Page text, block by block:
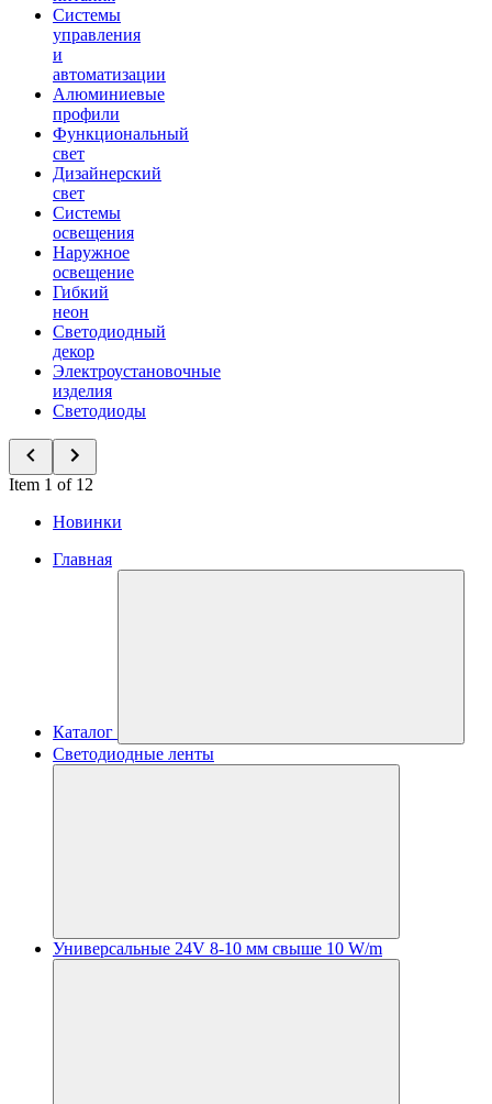
Системы
управления
и
автоматизации
Алюминиевые
профили
Функциональный
свет
Дизайнерский
свет
Системы
освещения
Наружное
освещение
Гибкий
неон
Светодиодный
декор
Электроустановочные
изделия
Светодиоды
Item 1 of 12
Новинки
Главная
Каталог
Светодиодные ленты
Универсальные 24V 8-10 мм свыше 10 W/m